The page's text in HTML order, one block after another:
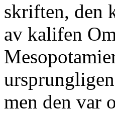
skriften, den
av kalifen
men den var